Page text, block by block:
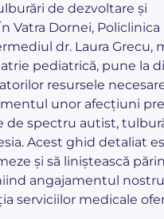
de dezvoltare și
Vatra Dornei, Policlinica
dr. Laura Grecu,
pediatrică, pune la
resursele
unor afecțiuni
de spectru autist,
Acest ghid detaliat
și să liniștească
angajamentul
serviciilor medicale